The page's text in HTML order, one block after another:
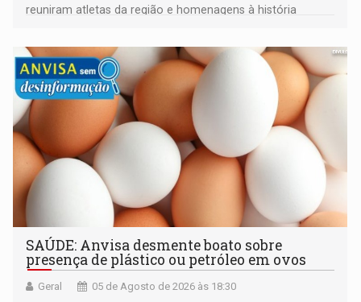
reuniram atletas da região e homenagens à história
SAÚDE: Anvisa desmente boato sobre
presença de plástico ou petróleo em ovos
Geral 05 de Agosto de 2026 às 18:30